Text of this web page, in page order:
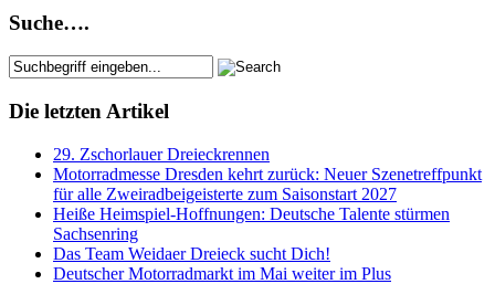
Suche….
Die letzten Artikel
29. Zschorlauer Dreieckrennen
Motorradmesse Dresden kehrt zurück: Neuer Szenetreffpunkt
für alle Zweiradbeigeisterte zum Saisonstart 2027
Heiße Heimspiel-Hoffnungen: Deutsche Talente stürmen
Sachsenring
Das Team Weidaer Dreieck sucht Dich!
Deutscher Motorradmarkt im Mai weiter im Plus